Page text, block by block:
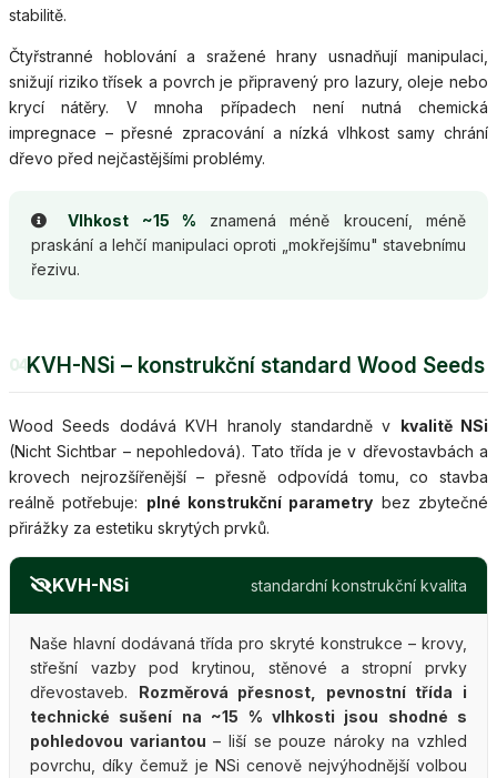
stabilitě.
Čtyřstranné hoblování a sražené hrany usnadňují manipulaci,
snižují riziko třísek a povrch je připravený pro lazury, oleje nebo
krycí nátěry. V mnoha případech není nutná chemická
impregnace – přesné zpracování a nízká vlhkost samy chrání
dřevo před nejčastějšími problémy.
Vlhkost ~15 % znamená méně kroucení, méně
praskání a lehčí manipulaci oproti „mokřejšímu" stavebnímu
řezivu.
04KVH-NSi – konstrukční standard Wood Seeds
Wood Seeds dodává KVH hranoly standardně v kvalitě NSi
(Nicht Sichtbar – nepohledová). Tato třída je v dřevostavbách a
krovech nejrozšířenější – přesně odpovídá tomu, co stavba
reálně potřebuje: plné konstrukční parametry bez zbytečné
přirážky za estetiku skrytých prvků.
KVH-NSi standardní konstrukční kvalita
Naše hlavní dodávaná třída pro skryté konstrukce – krovy,
střešní vazby pod krytinou, stěnové a stropní prvky
dřevostaveb. Rozměrová přesnost, pevnostní třída i
technické sušení na ~15 % vlhkosti jsou shodné s
pohledovou variantou – liší se pouze nároky na vzhled
povrchu, díky čemuž je NSi cenově nejvýhodnější volbou